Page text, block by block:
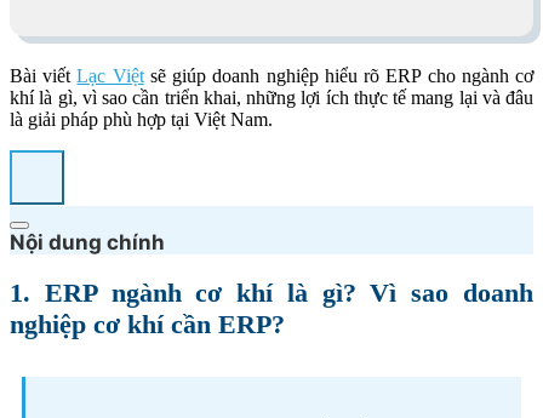
Bài viếtLạc Việtsẽ giúp doanh nghiệp hiểu rõ ERP cho ngành cơ
khí là gì, vì sao cần triển khai, những lợi ích thực tế mang lại và đâu
là giải pháp phù hợp tại Việt Nam.
Nội dung chính
1. ERP ngành cơ khí là gì? Vì sao doanh
nghiệp cơ khí cần ERP?